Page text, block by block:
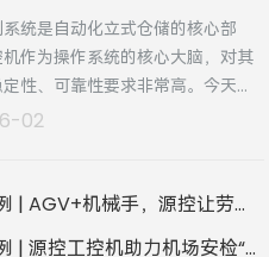
统是自动化立式仓储的核心部
作为操作系统的核心大脑，对其
性、可靠性要求非常高。今天小
来一个案例，了解自动化立式仓
02
源控案例 | AGV+机械手，源控让劳模机器人们更优秀了！
源控案例 | 源控工控机助力机场安检“智能通关”